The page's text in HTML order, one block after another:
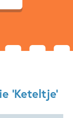
'Keteltje'